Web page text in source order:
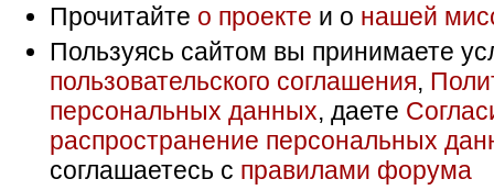
Прочитайте о проекте и о нашей
Пользуясь сайтом вы принимаете
пользовательского соглашения,
персональных данных, даете
распространение персональных
соглашаетесь с правилами форума